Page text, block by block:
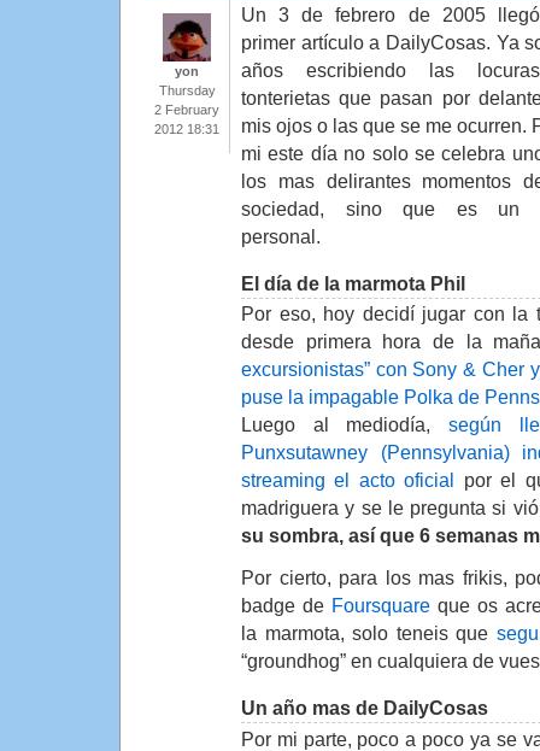
yon
Thursday
2 February
2012 18:31
Un 3 de febrero de 2005
primer artículo a DailyCosas. Ya
años escribiendo las
tonterietas que pasan por
mis ojos o las que se me ocurren.
mi este día no solo se celebra
los mas delirantes momentos
sociedad, sino que es un
personal.
El día de la marmota Phil
Por eso, hoy decidí jugar con la
desde primera hora de la
excursionistas” con Sony & Cher
puse la impagable Polka de
Luego al mediodía,según
Punxsutawney (Pennsylvania)
streaming el acto oficial por el
madriguera y se le pregunta si
su sombra, así que 6 semanas
Por cierto, para los mas frikis,
badge de Foursquare que os
la marmota, solo teneis que
“groundhog” en cualquiera de
Un año mas de DailyCosas
Por mi parte, poco a poco ya se